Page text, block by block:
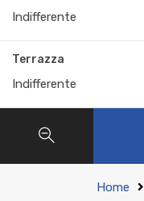
Indifferente
Terrazza
Indifferente
Home